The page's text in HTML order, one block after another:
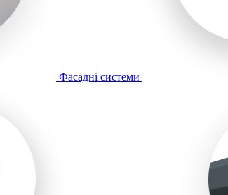
Фасадні системи